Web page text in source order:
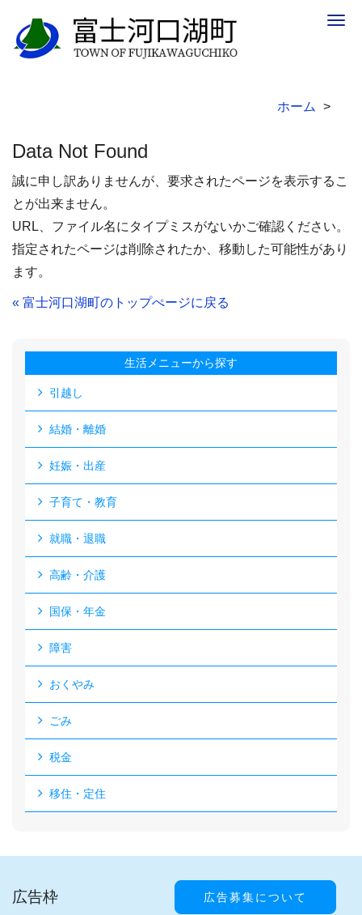
ホーム
Data Not Found
誠に申し訳ありませんが、要求されたページを表示するこ
とが出来ません。
URL、ファイル名にタイプミスがないかご確認ください。
指定されたページは削除されたか、移動した可能性があり
ます。
« 富士河口湖町のトップぺージに戻る
生活メニューから探す
引越し
結婚・離婚
妊娠・出産
子育て・教育
就職・退職
高齢・介護
国保・年金
障害
おくやみ
ごみ
税金
移住・定住
広告枠 広告募集について